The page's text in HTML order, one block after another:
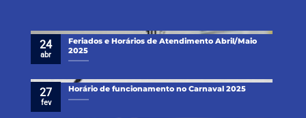
Feriados e Horários de Atendimento Abril/Maio
2025
24
abr
Horário de funcionamento no Carnaval 2025
27
fev